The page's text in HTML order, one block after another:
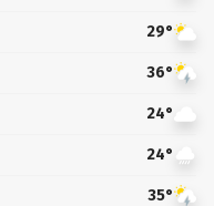
29°
36°
24°
24°
35°